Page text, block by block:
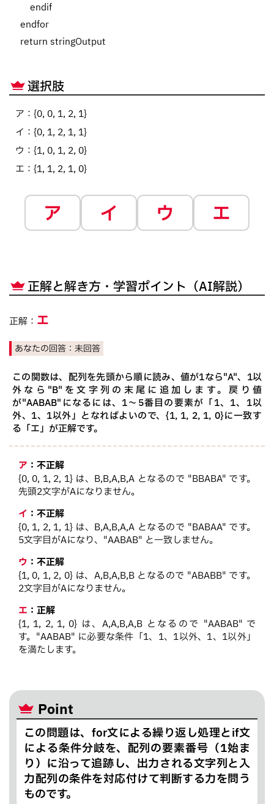
endif
endfor
return stringOutput
選択肢
ア ： {0, 0, 1, 2, 1}
イ ： {0, 1, 2, 1, 1}
ウ ： {1, 0, 1, 2, 0}
エ ： {1, 1, 2, 1, 0}
ア イ ウ エ
正解と解き方・学習ポイント（AI解説）
正解： エ
あなたの回答： 未回答
この関数は、配列を先頭から順に読み、値が1なら"A"、1以
外なら"B"を文字列の末尾に追加します。戻り値
が"AABAB"になるには、1～5番目の要素が「1、1、1以
外、1、1以外」となればよいので、{1, 1, 2, 1, 0}に一致す
る「エ」が正解です。
ア ： 不正解
{0, 0, 1, 2, 1} は、B,B,A,B,A となるので "BBABA" です。
先頭2文字がAになりません。
イ ： 不正解
{0, 1, 2, 1, 1} は、B,A,B,A,A となるので "BABAA" です。
5文字目がAになり、"AABAB" と一致しません。
ウ ： 不正解
{1, 0, 1, 2, 0} は、A,B,A,B,B となるので "ABABB" です。
2文字目がAになりません。
エ ： 正解
{1, 1, 2, 1, 0} は、A,A,B,A,B となるので "AABAB" で
す。"AABAB" に必要な条件「1、1、1以外、1、1以外」
を満たします。
Point
この問題は、for文による繰り返し処理とif文
による条件分岐を、配列の要素番号（1始ま
り）に沿って追跡し、出力される文字列と入
力配列の条件を対応付けて判断する力を問う
ものです。